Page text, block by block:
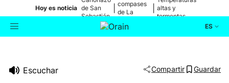
Hoy es noticia de San
Sebastián
compases
de La
altas y
tormentas
ES
Escuchar Compartir Guardar